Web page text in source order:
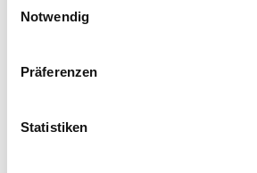
Notwendig
Präferenzen
Statistiken
loadingjobninja.com